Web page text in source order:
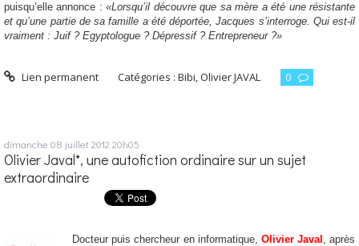
puisqu’elle annonce :«Lorsqu’il découvre que sa mère a été une résistante
et qu’une partie de sa famille a été déportée, Jacques s’interroge. Qui est-il
vraiment : Juif ? Egyptologue ? Dépressif ? Entrepreneur ?»
Lien permanent Catégories :Bibi,Olivier JAVAL 0
dimanche 08 juillet 2012 20h05
Olivier Javal*, une autofiction ordinaire sur un sujet
extraordinaire
Docteur puis chercheur en informatique, Olivier Javal
, après